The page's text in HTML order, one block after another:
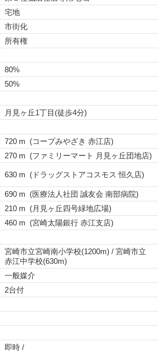
宅地
市街化
所有権
80%
50%
月見ヶ丘1丁目(徒歩4分)
720 m (コープみやざき 赤江店)
270 m (ファミリーマート 月見ヶ丘団地店)
630 m (ドラッグストアコスモス 恒久店)
690 m (医療法人社団 誠友会 南部病院)
210 m (月見ヶ丘四号緑地広場)
460 m (宮崎太陽銀行 赤江支店)
宮崎市立宮崎南小学校(1200m) / 宮崎市立
赤江中学校(630m)
一般媒介
2台付
即時 /